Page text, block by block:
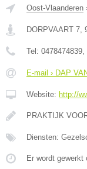
Oost-Vlaanderen
DORPVAART 7,
Tel: 0478474839,
E-mail › DAP
Website: http://
PRAKTIJK
Diensten:
Er wordt gewerkt